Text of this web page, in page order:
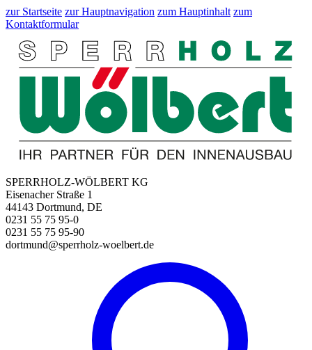
zur Startseite zur Hauptnavigation zum Hauptinhalt zum
Kontaktformular
SPERRHOLZ-WÖLBERT KG
Eisenacher Straße 1
44143 Dortmund, DE
0231 55 75 95-0
0231 55 75 95-90
dortmund@sperrholz-woelbert.de